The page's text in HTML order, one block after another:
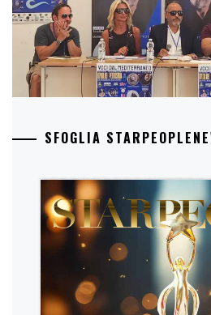
SFOGLIA